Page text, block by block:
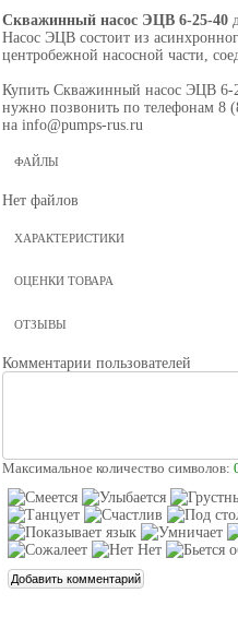
Скважинный насос ЭЦВ 6-25-40
Насос ЭЦВ состоит из
центробежной наcосной части,
Купить Скважинный насос ЭЦВ 6-
нужно позвонить по телефонам 8
на info@pumps-rus.ru
ФАЙЛЫ
Нет файлов
ХАРАКТЕРИСТИКИ
ОЦЕНКИ ТОВАРА
ОТЗЫВЫ
Комментарии пользователей
Максимальное количество символов: